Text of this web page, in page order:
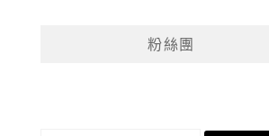
粉絲團